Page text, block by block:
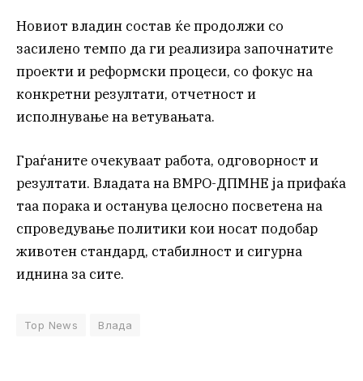
Новиот владин состав ќе продолжи со
засилено темпо да ги реализира започнатите
проекти и реформски процеси, со фокус на
конкретни резултати, отчетност и
исполнување на ветувањата.
Граѓаните очекуваат работа, одговорност и
резултати. Владата на ВМРО-ДПМНЕ ја прифаќа
таа порака и останува целосно посветена на
спроведување политики кои носат подобар
животен стандард, стабилност и сигурна
иднина за сите.
Top News Влада